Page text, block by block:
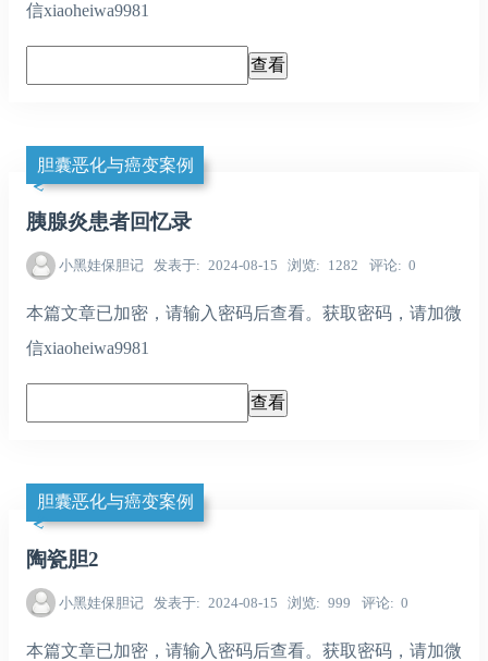
信xiaoheiwa9981
胆囊恶化与癌变案例
胰腺炎患者回忆录
小黑娃保胆记 发表于 2024-08-15 浏览 1282 评论 0
本篇文章已加密，请输入密码后查看。获取密码，请加微
信xiaoheiwa9981
胆囊恶化与癌变案例
陶瓷胆2
小黑娃保胆记 发表于 2024-08-15 浏览 999 评论 0
本篇文章已加密，请输入密码后查看。获取密码，请加微